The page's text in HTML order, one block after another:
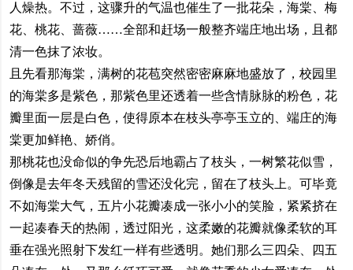
人燥热。不过，这骤升的气温也催生了一批花朵，海棠、梅
花、桃花、蔷薇……全部和赶场一般整齐端庄地出场，且都
清一色抹了浓妆。
且先看那海棠，满树的花苞突然密密麻麻地盛放了，校园里
的海棠多是紫色，那紫色里还透着一些含情脉脉的粉色，花
瓣里面一层是白色，使得原本在枝头亭亭玉立的、端庄的海
棠更加鲜艳、娇俏。
那桃花也没命似的争先恐后地霸占了枝头，一树繁花似雪，
倒像是去年冬天残留的雪还没化完，留在了枝头上。可毕竟
不如海棠大气，五片小花瓣凑成一张小小的笑脸，紧紧挤在
一起凑春天的热闹，透过阳光，这柔嫩的花瓣就像柔软的耳
垂在强光照射下发红一样有些透明。她们那么三四朵、四五